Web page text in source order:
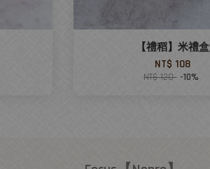
【禮稻】米禮盒
NT$ 108
NT$ 120 -10%